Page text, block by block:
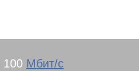
100 Мбит/с